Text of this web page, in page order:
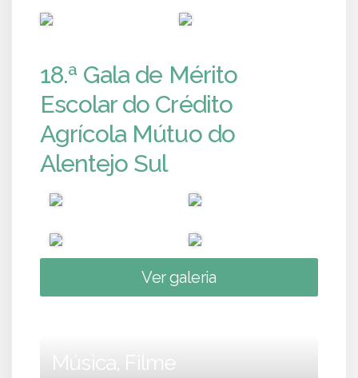
18.ª Gala de Mérito
Escolar do Crédito
Agrícola Mútuo do
Alentejo Sul
Ver galeria
Música, Filme